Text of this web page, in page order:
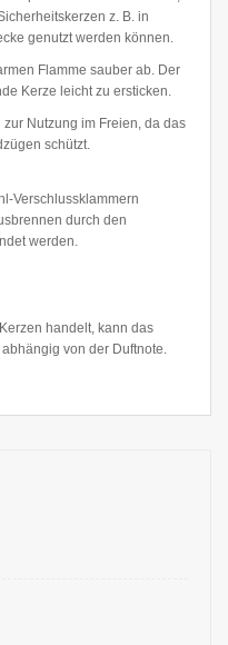
z. B. in
genutzt werden können.
Flamme sauber ab. Der
Kerze leicht zu ersticken.
Nutzung im Freien, da das
schützt.
Verschlussklammern
durch den
werden.
handelt, kann das
von der Duftnote.